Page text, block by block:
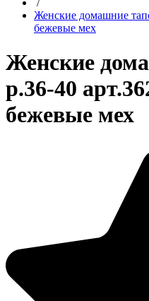
Женские домашние
бежевые мех
Женские
р.36-40
бежевые мех